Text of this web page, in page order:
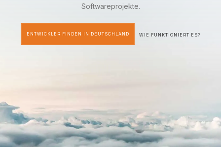
Softwareprojekte.
ENTWICKLER FINDEN IN DEUTSCHLAND WIE FUNKTIONIERT ES?